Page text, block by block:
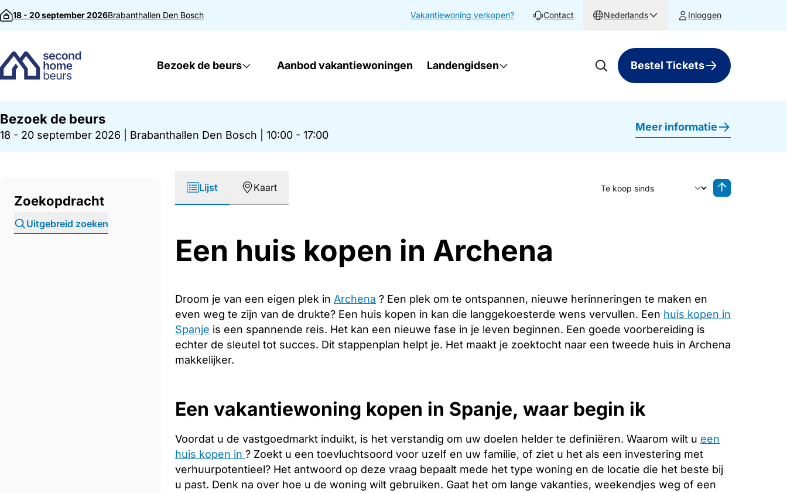
Direct naar inhoud
18 - 20 september 2026Brabanthallen Den Bosch Vakantiewoning verkopen? Contact Nederlands Inloggen
Bezoek de beurs Aanbod vakantiewoningen Landengidsen Bestel Tickets
Bezoek de beurs
18 - 20 september 2026 Brabanthallen Den Bosch 10:00 - 17:00
Meer informatie
Zoekopdracht
Uitgebreid zoeken
Lijst Kaart
Sorteer op
Een huis kopen in Archena
Droom je van een eigen plek in Archena ? Een plek om te ontspannen, nieuwe herinneringen te maken en
even weg te zijn van de drukte? Een huis kopen in kan die langgekoesterde wens vervullen. Een huis kopen in
Spanje is een spannende reis. Het kan een nieuwe fase in je leven beginnen. Een goede voorbereiding is
echter de sleutel tot succes. Dit stappenplan helpt je. Het maakt je zoektocht naar een tweede huis in Archena
makkelijker.
Een vakantiewoning kopen in Spanje, waar begin ik
Voordat u de vastgoedmarkt induikt, is het verstandig om uw doelen helder te definiëren. Waarom wilt u een
huis kopen in ? Zoekt u een toevluchtsoord voor uzelf en uw familie, of ziet u het als een investering met
verhuurpotentieel? Het antwoord op deze vraag bepaalt mede het type woning en de locatie die het beste bij
u past. Denk na over hoe u de woning wilt gebruiken. Gaat het om lange vakanties, weekendjes weg of een